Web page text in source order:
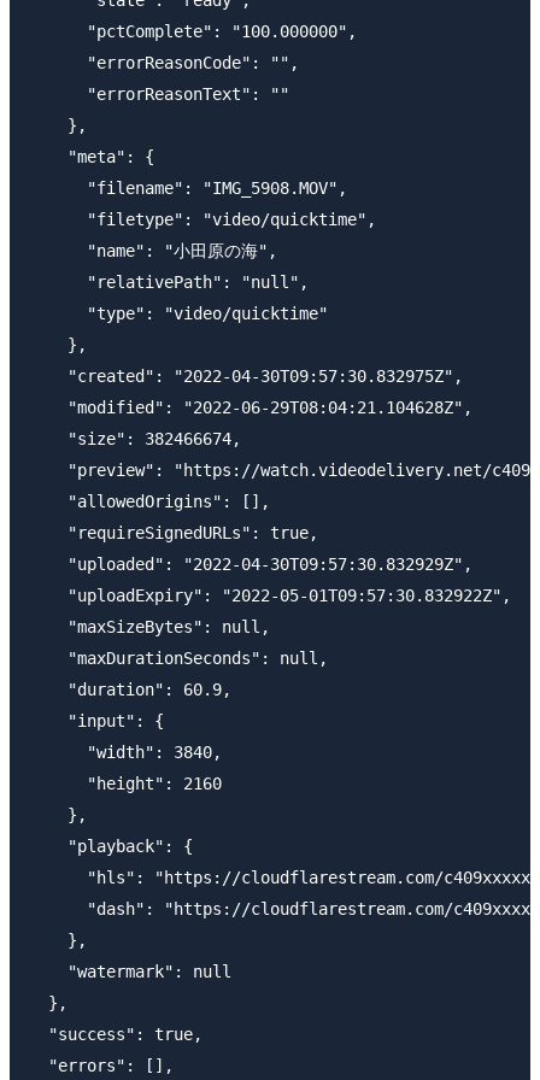
      "pctComplete": "100.000000",
      "errorReasonCode": "",
      "errorReasonText": ""
    },
    "meta": {
      "filename": "IMG_5908.MOV",
      "filetype": "video/quicktime",
      "name": "小田原の海",
      "relativePath": "null",
      "type": "video/quicktime"
    },
    "created": "2022-04-30T09:57:30.832975Z",
    "modified": "2022-06-29T08:04:21.104628Z",
    "size": 382466674,
"preview": "https://watch.videodelivery.net/
    "allowedOrigins": [],
    "requireSignedURLs": true,
    "uploaded": "2022-04-30T09:57:30.832929Z",
    "uploadExpiry": "2022-05-01T09:57:30.832922Z",
    "maxSizeBytes": null,
    "maxDurationSeconds": null,
    "duration": 60.9,
    "input": {
      "width": 3840,
      "height": 2160
    },
    "playback": {
"hls": "https://cloudflarestream.com/
"dash": "https://cloudflarestream.com/
    },
    "watermark": null
  },
  "success": true,
  "errors": [],